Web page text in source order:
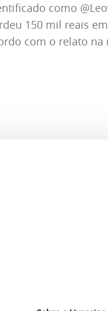
como
150 mil reais
com o relato na